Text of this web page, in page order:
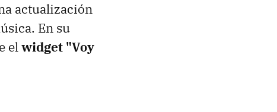
actualización
En su
elwidget "Voy